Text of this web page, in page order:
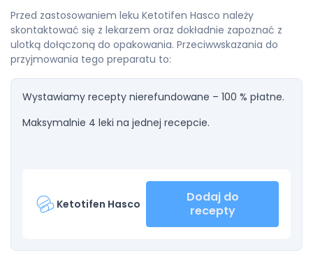
Przed zastosowaniem leku Ketotifen Hasco należy
skontaktować się z lekarzem oraz dokładnie zapoznać z
ulotką dołączoną do opakowania. Przeciwwskazania do
przyjmowania tego preparatu to:
Wystawiamy recepty nierefundowane – 100 % płatne.
Maksymalnie 4 leki na jednej recepcie.
Ketotifen Hasco
Dodaj do
recepty